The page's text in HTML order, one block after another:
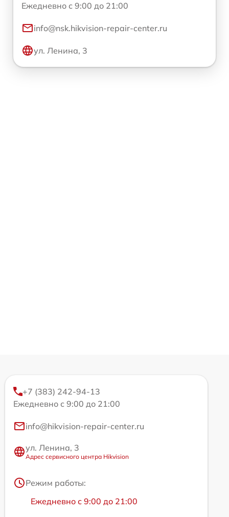
Ежедневно с 9:00 до 21:00
info@nsk.hikvision-repair-center.ru
ул. Ленина, 3
+7 (383) 242-94-13
Ежедневно с 9:00 до 21:00
info@hikvision-repair-center.ru
ул. Ленина, 3
Адрес сервисного центра Hikvision
Режим работы:
Ежедневно с 9:00 до 21:00